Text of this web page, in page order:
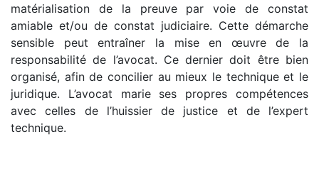
matérialisation de la preuve par voie de constat
amiable et/ou de constat judiciaire. Cette démarche
sensible peut entraîner la mise en œuvre de la
responsabilité de l’avocat. Ce dernier doit être bien
organisé, afin de concilier au mieux le technique et le
juridique. L’avocat marie ses propres compétences
avec celles de l’huissier de justice et de l’expert
technique.